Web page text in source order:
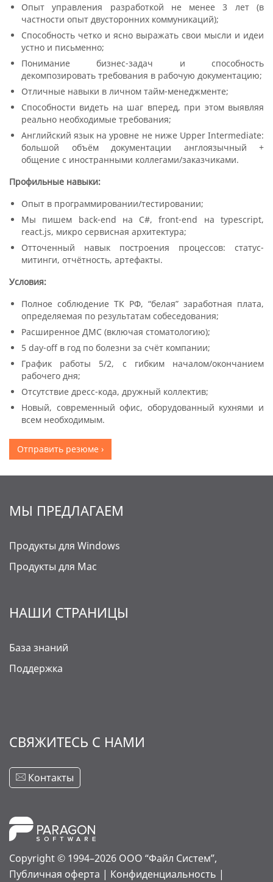
Опыт управления разработкой не менее 3 лет (в
частности опыт двусторонних коммуникаций);
Способность четко и ясно выражать свои мысли и идеи
устно и письменно;
Понимание бизнес-задач и способность
декомпозировать требования в рабочую документацию;
Отличные навыки в личном тайм-менеджменте;
Способности видеть на шаг вперед, при этом выявляя
реально необходимые требования;
Английский язык на уровне не ниже Upper Intermediate:
большой объём документации англоязычный +
общение с иностранными коллегами/заказчиками.
Профильные навыки:
Опыт в программировании/тестировании;
Мы пишем back-end на C#, front-end на typescript,
react.js, микро сервисная архитектура;
Отточенный навык построения процессов: статус-
митинги, отчётность, артефакты.
Условия:
Полное соблюдение ТК РФ, “белая” заработная плата,
определяемая по результатам собеседования;
Расширенное ДМС (включая стоматологию);
5 day-off в год по болезни за счёт компании;
График работы 5/2, с гибким началом/окончанием
рабочего дня;
Отсутствие дресс-кода, дружный коллектив;
Новый, современный офис, оборудованный кухнями и
всем необходимым.
Отправить резюме ›
МЫ ПРЕДЛАГАЕМ
Продукты для Windows
Продукты для Mac
НАШИ СТРАНИЦЫ
База знаний
Поддержка
СВЯЖИТЕСЬ С НАМИ
Контакты
Copyright © 1994–2026 ООО “Файл Систем”,
Публичная оферта | Конфиденциальность |